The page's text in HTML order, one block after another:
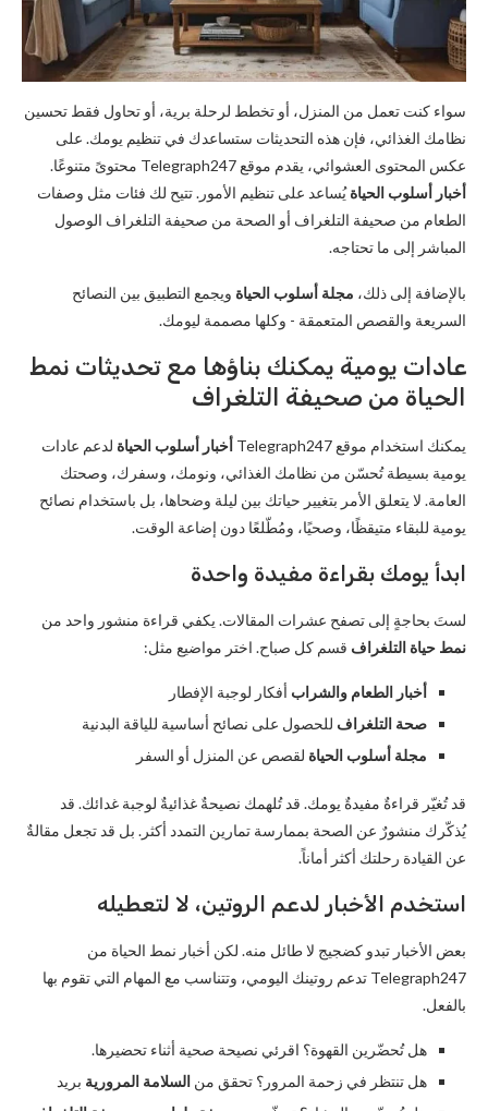
سواء كنت تعمل من المنزل، أو تخطط لرحلة برية، أو تحاول فقط تحسين
نظامك الغذائي، فإن هذه التحديثات ستساعدك في تنظيم يومك. على
عكس المحتوى العشوائي، يقدم موقع Telegraph247 محتوىً متنوعًا.
أخبار أسلوب الحياةيُساعد على تنظيم الأمور. تتيح لك فئات مثل وصفات
الطعام من صحيفة التلغراف أو الصحة من صحيفة التلغراف الوصول
المباشر إلى ما تحتاجه.
بالإضافة إلى ذلك، مجلة أسلوب الحياة ويجمع التطبيق بين النصائح
السريعة والقصص المتعمقة - وكلها مصممة ليومك.
عادات يومية يمكنك بناؤها مع تحديثات نمط
الحياة من صحيفة التلغراف
يمكنك استخدام موقع Telegraph247 أخبار أسلوب الحياة لدعم عادات
يومية بسيطة تُحسّن من نظامك الغذائي، ونومك، وسفرك، وصحتك
العامة. لا يتعلق الأمر بتغيير حياتك بين ليلة وضحاها، بل باستخدام نصائح
يومية للبقاء متيقظًا، وصحيًا، ومُطّلعًا دون إضاعة الوقت.
ابدأ يومك بقراءة مفيدة واحدة
لستَ بحاجةٍ إلى تصفح عشرات المقالات. يكفي قراءة منشور واحد من
نمط حياة التلغراف قسم كل صباح. اختر مواضيع مثل:
أخبار الطعام والشراب أفكار لوجبة الإفطار
صحة التلغراف للحصول على نصائح أساسية للياقة البدنية
مجلة أسلوب الحياة لقصص عن المنزل أو السفر
قد تُغيّر قراءةٌ مفيدةٌ يومك. قد تُلهمك نصيحةٌ غذائيةٌ لوجبة غدائك. قد
يُذكّرك منشورٌ عن الصحة بممارسة تمارين التمدد أكثر. بل قد تجعل مقالةٌ
عن القيادة رحلتك أكثر أماناً.
استخدم الأخبار لدعم الروتين، لا لتعطيله
بعض الأخبار تبدو كضجيج لا طائل منه. لكن أخبار نمط الحياة من
Telegraph247 تدعم روتينك اليومي، وتتناسب مع المهام التي تقوم بها
بالفعل.
هل تُحضّرين القهوة؟ اقرئي نصيحة صحية أثناء تحضيرها.
هل تنتظر في زحمة المرور؟ تحقق من السلامة المرورية بريد